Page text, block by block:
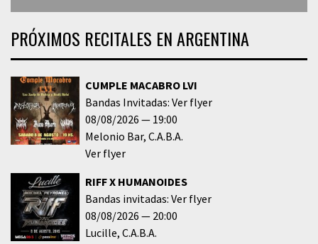
PRÓXIMOS RECITALES EN ARGENTINA
CUMPLE MACABRO LVI
Bandas Invitadas: Ver flyer
08/08/2026
19:00
Melonio Bar C.A.B.A.
Ver flyer
RIFF X HUMANOIDES
Bandas invitadas: Ver flyer
08/08/2026
20:00
Lucille C.A.B.A.